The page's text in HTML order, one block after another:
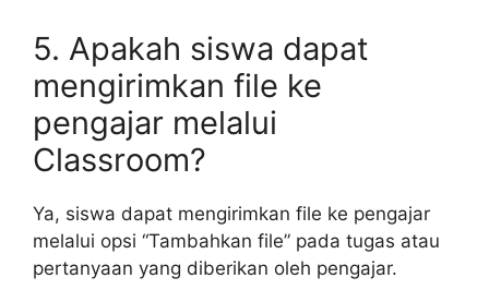
5. Apakah siswa dapat
mengirimkan file ke
pengajar melalui
Classroom?
Ya, siswa dapat mengirimkan file ke pengajar
melalui opsi “Tambahkan file” pada tugas atau
pertanyaan yang diberikan oleh pengajar.